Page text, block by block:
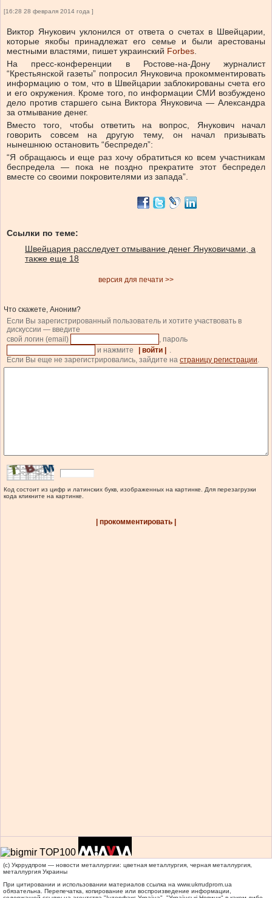
[16:28 28 февраля 2014 года ]
Виктор Янукович уклонился от ответа о счетах в Швейцарии,
которые якобы принадлежат его семье и были арестованы
местными властями, пишет украинский Forbes.
На пресс-конференции в Ростове-на-Дону журналист
“Крестьянской газеты” попросил Януковича прокомментировать
информацию о том, что в Швейцарии заблокированы счета его
и его окружения. Кроме того, по информации СМИ возбуждено
дело против старшего сына Виктора Януковича — Александра
за отмывание денег.
Вместо того, чтобы ответить на вопрос, Янукович начал
говорить совсем на другую тему, он начал призывать
нынешнюю остановить “беспредел”:
“Я обращаюсь и еще раз хочу обратиться ко всем участникам
беспредела — пока не поздно прекратите этот беспредел
вместе со своими покровителями из запада”.
Ссылки по теме:
Швейцария расследует отмывание денег Януковичами, а
также еще 18
версия для печати >>
Что скажете, Аноним?
Если Вы зарегистрированный пользователь и хотите участвовать в
дискуссии — введите
свой логин (email)
, пароль
и нажмите
| войти |
.
Если Вы еще не зарегистрировались, зайдите на страницу регистрации.
Код состоит из цифр и латинских букв, изображенных на картинке. Для перезагрузки
кода кликните на картинке.
| прокомментировать |
(c) Укррудпром — новости металлургии: цветная металлургия, черная металлургия,
металлургия Украины
При цитировании и использовании материалов ссылка на www.ukrrudprom.ua
обязательна. Перепечатка, копирование или воспроизведение информации,